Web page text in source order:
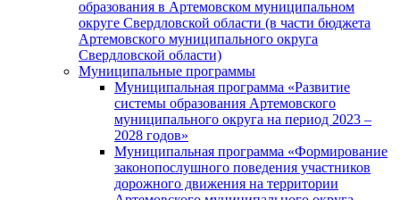
образования в Артемовском муниципальном
округе Свердловской области (в части бюджета
Артемовского муниципального округа
Свердловской области)
Муниципальные программы
Муниципальная программа «Развитие
системы образования Артемовского
муниципального округа на период 2023 –
2028 годов»
Муниципальная программа «Формирование
законопослушного поведения участников
дорожного движения на территории